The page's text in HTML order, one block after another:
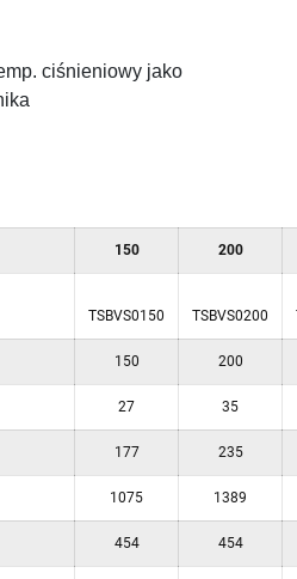
ciśnieniowy jako
150 200
TSBVS0150 TSBVS0200
150 200
27 35
177 235
1075 1389
454 454